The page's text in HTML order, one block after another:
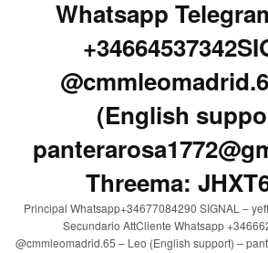
Whatsapp
(English
Threema:
Principal Whatsapp+34677084290 SIGNAL –
Secundario AttCliente Whatsapp
@cmmleomadrid.65 – Leo (English support) –